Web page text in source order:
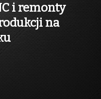
i remonty
na